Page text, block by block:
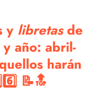
y libretasde
año: abril-
harán
📝🔝